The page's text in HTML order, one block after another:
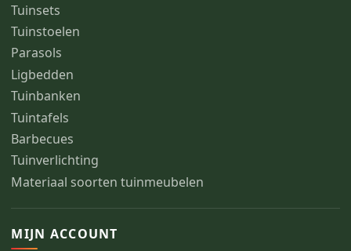
Tuinsets
Tuinstoelen
Parasols
Ligbedden
Tuinbanken
Tuintafels
Barbecues
Tuinverlichting
Materiaal soorten tuinmeubelen
MIJN ACCOUNT